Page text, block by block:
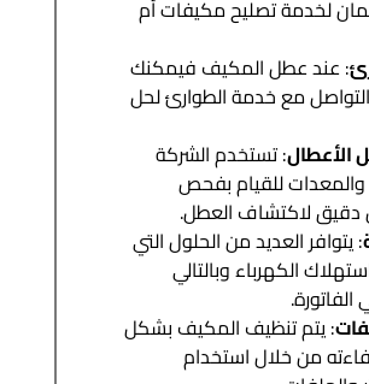
لخدمة تصليح مكيفات أم
: عند عطل المكيف فيمكنك
مع خدمة الطوارئ لحل
: تستخدم الشركة
للقيام بفحص
دقيق لاكتشاف العطل.
: يتوافر العديد من الحلول التي
الكهرباء وبالتالي
: يتم تنظيف المكيف بشكل
من خلال استخدام